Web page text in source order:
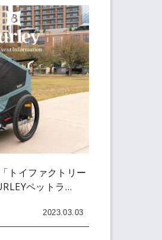
トイファクトリー
ペットラ…
2023.03.03